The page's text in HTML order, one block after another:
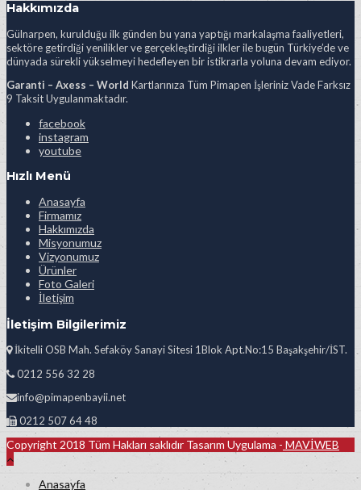
Hakkımızda
Gülnarpen, kurulduğu ilk günden bu yana yaptığı markalaşma faaliyetleri,
sektöre getirdiği yenilikler ve gerçekleştirdiği ilkler ile bugün Türkiye’de ve
dünyada sürekli yükselmeyi hedefleyen bir istikrarla yoluna devam ediyor.
Garanti – Axess – World Kartlarınıza Tüm Pimapen İşleriniz Vade Farksız
9 Taksit Uygulanmaktadır.
facebook
instagram
youtube
Hızlı Menü
Anasayfa
Firmamız
Hakkımızda
Misyonumuz
Vizyonumuz
Ürünler
Foto Galeri
İletişim
İletişim Bilgilerimiz
İkitelli OSB Mah. Sefaköy Sanayi Sitesi 1Blok Apt.No:15 Başakşehir/İST.
0212 556 32 28
info@pimapenbayii.net
0212 507 64 48
Copyright 2018 Tüm Hakları saklıdır Tasarım Uygulama - MAVİWEB
Anasayfa